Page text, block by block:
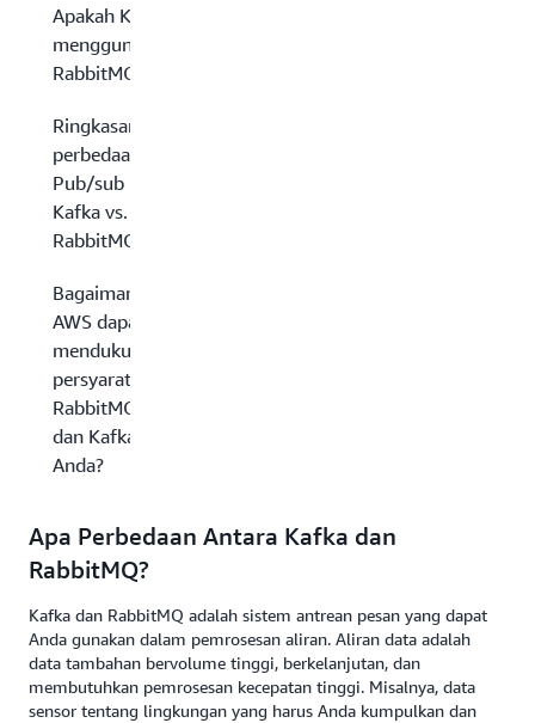
Apakah Kafka
menggunakan
RabbitMQ?
Ringkasan
perbedaan:
Pub/sub
Kafka vs.
RabbitMQ
Bagaimana
AWS dapat
mendukung
persyaratan
RabbitMQ
dan Kafka
Anda?
Apa Perbedaan Antara Kafka dan
RabbitMQ?
Kafka dan RabbitMQ adalah sistem antrean pesan yang dapat
Anda gunakan dalam pemrosesan aliran. Aliran data adalah
data tambahan bervolume tinggi, berkelanjutan, dan
membutuhkan pemrosesan kecepatan tinggi. Misalnya, data
sensor tentang lingkungan yang harus Anda kumpulkan dan